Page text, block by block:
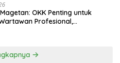
OKK Penting untuk
Profesional,